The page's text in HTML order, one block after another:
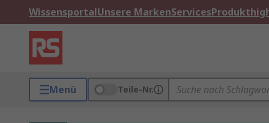
WissensportalUnsere MarkenServices
Menü Teile-Nr.